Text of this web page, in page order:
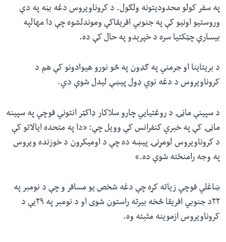
په سفر کولو محدودیتونه ولګول. د کروناویروس دغه بڼه په دې
وروستیو اونیو کې په جنوبي افریقاکې وموندلشوه چې دا مهالپه
بیسارې چټکتیا سره د خپرېدو په حال کې ده.
د بریتاینا او جرمني په ګډون په څو نورو هیوادونو کې هم د
کروناویروس د دغه نوي ډول پيښې لیدل شوې دي.
د سپینې ماڼۍ د روغتیایي چارو سلاکار ډاکټر انتوني فوچي په سپینه
ماڼۍ کې په خبري کنفرانس کې وویل چې: «دا په متحده ایالاتو کې
د کروناویروس لومړنۍ پیښه ده چې د اومیکرون د خوزنده ویروس
په وجه رامنځته شوې ده.»
ښاغلي فوچي زیاته کړه چې دغه شخص یو مسافر و چې د نومبر په
۲۲د جنوبي افریقا څخه بیرته راستون شوی او د نومبر په ۲۹یې د
کروناویروس ازموینه مثبته وه.